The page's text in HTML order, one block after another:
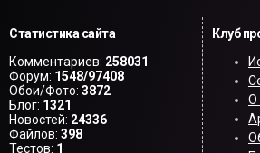
Статистика сайта
Комментариев: 258031
Форум: 1548/97408
Обои/Фото: 3872
Блог: 1321
Новостей: 24336
Файлов: 398
Тестов: 1
Клуб
О